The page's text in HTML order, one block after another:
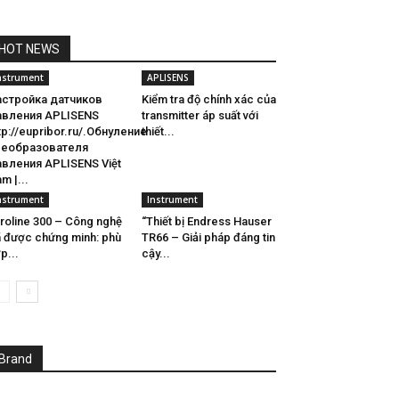
HOT NEWS
датчиков
APLISENS
eupribor.ru/.Обнуление
APLISENS Việt
|...
APLISENS
Kiểm tra độ chính xác của
transmitter áp suất với
thiết...
300 – Công nghệ
được chứng minh: phù
Instrument
“Thiết bị Endress Hauser
TR66 – Giải pháp đáng tin
cậy...
Brand